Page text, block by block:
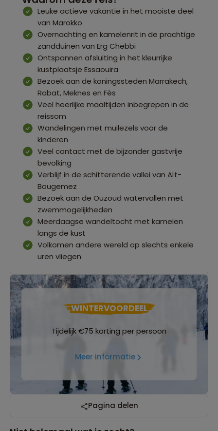
Leuke actieve vakantie in het mooiste deel
van Marokko
Overnachting en kamelenrit in de prachtige
zandduinen van Erg Chebbi
Ontspannen afsluiting in het kleurrijke
kustplaatsje Essaouira
Bezoek aan de koningssteden Marrakech,
Rabat, Meknes en Fès
Veel heerlijke maaltijden inbegrepen in de
reissom
Wandelingen met muilezels voor de
kinderen
Veel contact met de bijzonder gastvrije
bevolking
Verblijf in de schitterende vallei van Aït-
Bougemez
Bezoek aan de Ouzoud watervallen met
zwemmogelijkheden
Meerdaagse wandeltocht met kamelen
langs de kust
Volkomen andere wereld op slechts enkele
uren vliegen
WINTERVOORDEEL
Tijdelijk €75 korting per persoon
Meer informatie
Pagina delen